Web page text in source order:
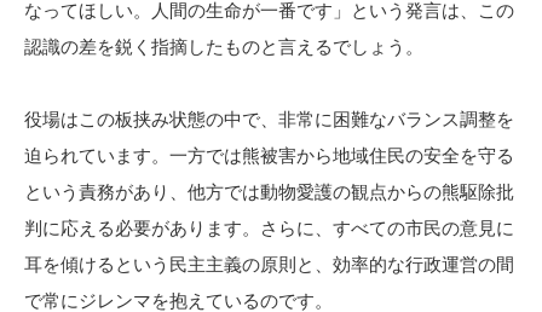
なってほしい。人間の生命が一番です」という発言は、この
認識の差を鋭く指摘したものと言えるでしょう。
役場はこの板挟み状態の中で、非常に困難なバランス調整を
迫られています。一方では熊被害から地域住民の安全を守る
という責務があり、他方では動物愛護の観点からの熊駆除批
判に応える必要があります。さらに、すべての市民の意見に
耳を傾けるという民主主義の原則と、効率的な行政運営の間
で常にジレンマを抱えているのです。